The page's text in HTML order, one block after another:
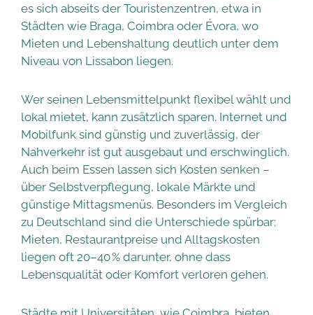
es sich abseits der Touristenzentren, etwa in
Städten wie Braga, Coimbra oder Évora, wo
Mieten und Lebenshaltung deutlich unter dem
Niveau von Lissabon liegen.
Wer seinen Lebensmittelpunkt flexibel wählt und
lokal mietet, kann zusätzlich sparen. Internet und
Mobilfunk sind günstig und zuverlässig, der
Nahverkehr ist gut ausgebaut und erschwinglich.
Auch beim Essen lassen sich Kosten senken –
über Selbstverpflegung, lokale Märkte und
günstige Mittagsmenüs. Besonders im Vergleich
zu Deutschland sind die Unterschiede spürbar:
Mieten, Restaurantpreise und Alltagskosten
liegen oft 20–40 % darunter, ohne dass
Lebensqualität oder Komfort verloren gehen.